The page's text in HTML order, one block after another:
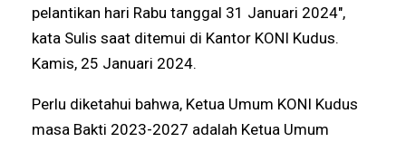
pelantikan hari Rabu tanggal 31 Januari 2024",
kata Sulis saat ditemui di Kantor KONI Kudus.
Kamis, 25 Januari 2024.
Perlu diketahui bahwa, Ketua Umum KONI Kudus
masa Bakti 2023-2027 adalah Ketua Umum